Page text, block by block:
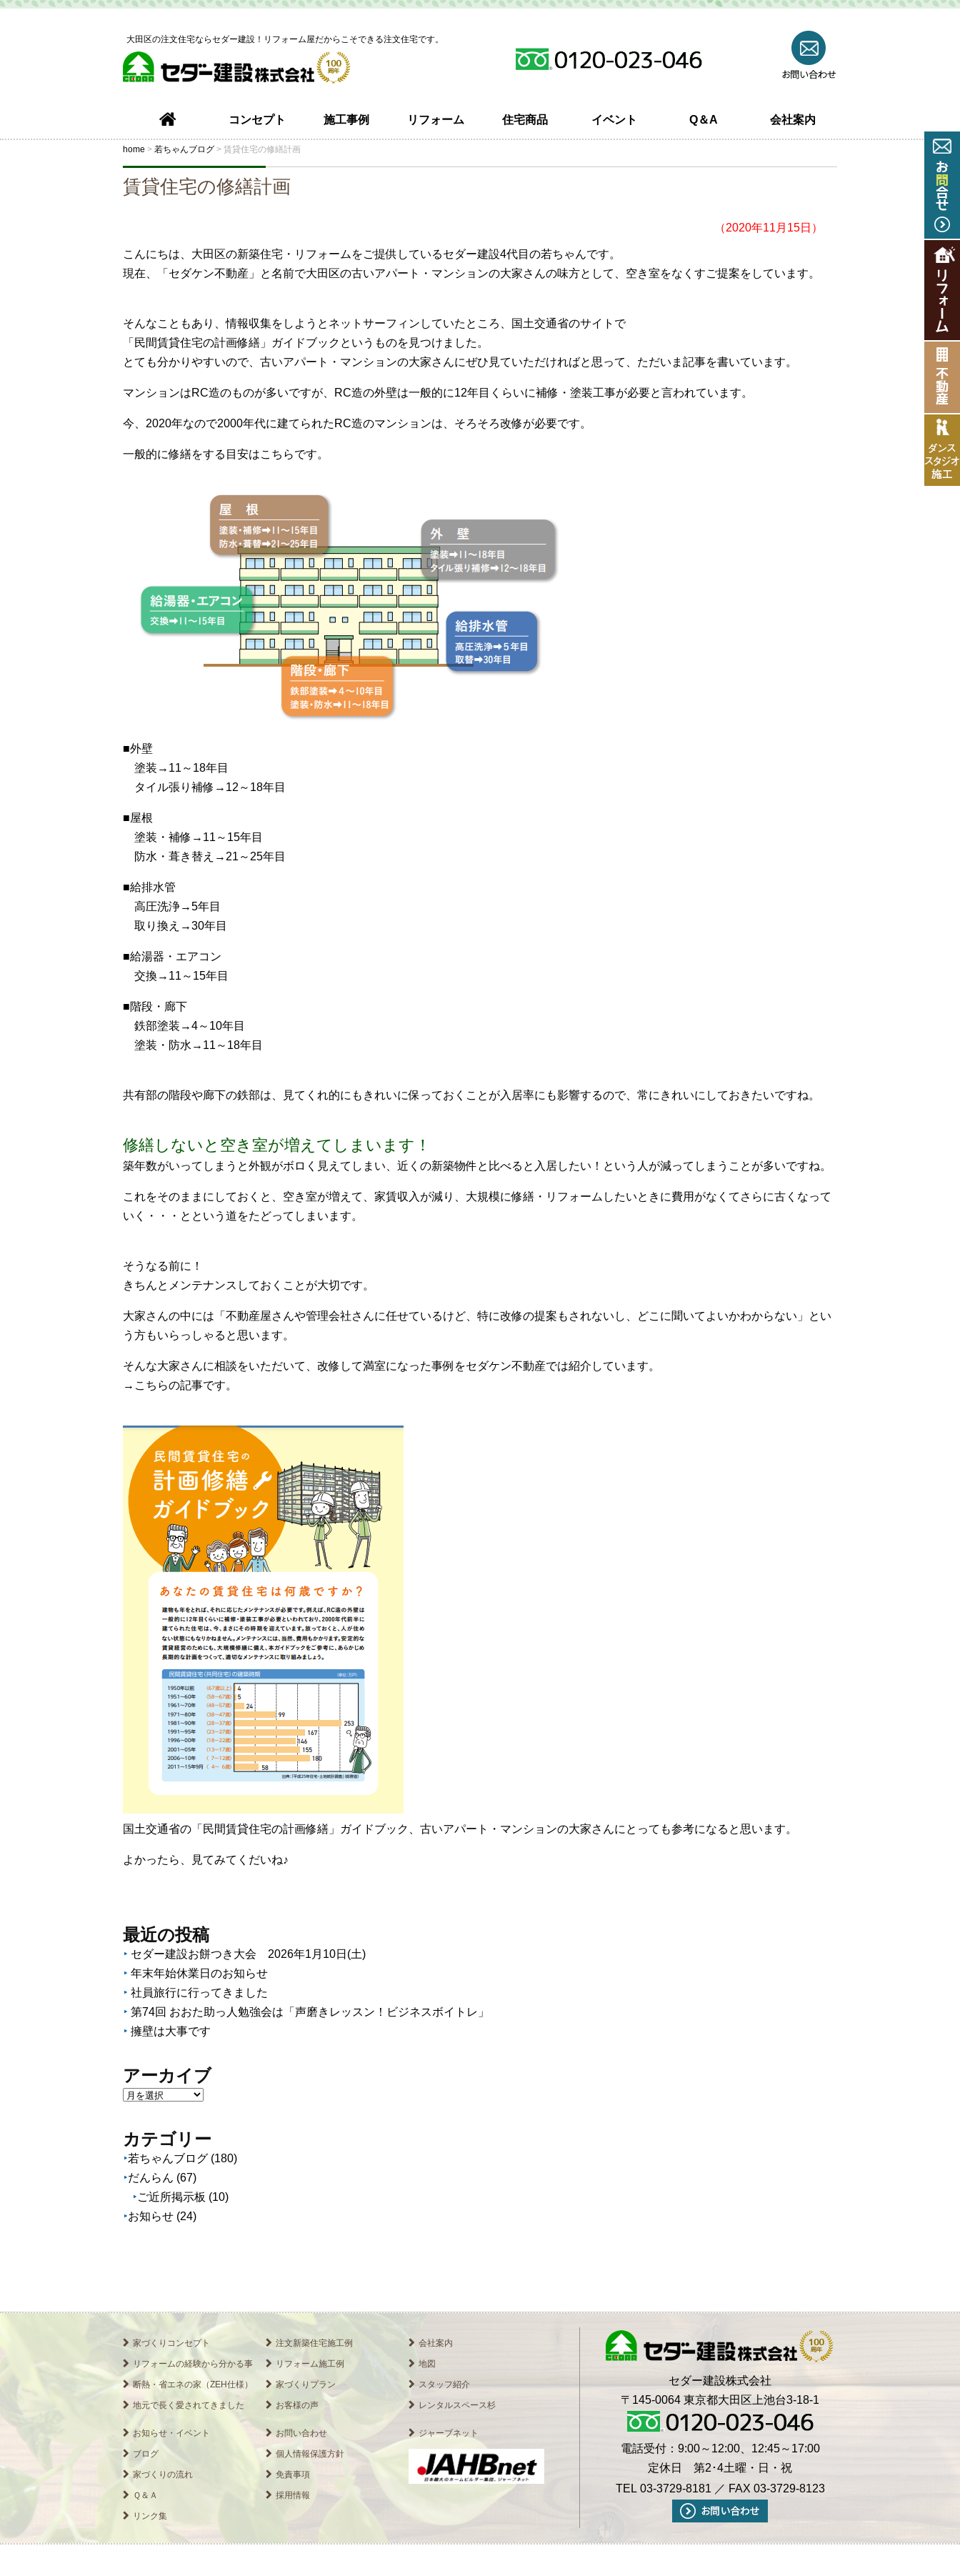
大田区の注文住宅ならセダー建設！リフォーム屋だからこそできる注文住宅です。
コンセプト 施工事例 リフォーム 住宅商品 イベント Q＆A 会社案内
home > 若ちゃんブログ > 賃貸住宅の修繕計画
賃貸住宅の修繕計画
（2020年11月15日）
こんにちは、大田区の新築住宅・リフォームをご提供しているセダー建設4代目の若ちゃんです。
現在、「セダケン不動産」と名前で大田区の古いアパート・マンションの大家さんの味方として、空き室をなくすご提案をしています。
そんなこともあり、情報収集をしようとネットサーフィンしていたところ、国土交通省のサイトで
「民間賃貸住宅の計画修繕」ガイドブックというものを見つけました。
とても分かりやすいので、古いアパート・マンションの大家さんにぜひ見ていただければと思って、ただいま記事を書いています。
マンションはRC造のものが多いですが、RC造の外壁は一般的に12年目くらいに補修・塗装工事が必要と言われています。
今、2020年なので2000年代に建てられたRC造のマンションは、そろそろ改修が必要です。
一般的に修繕をする目安はこちらです。
■外壁
塗装→11～18年目
タイル張り補修→12～18年目
■屋根
塗装・補修→11～15年目
防水・葺き替え→21～25年目
■給排水管
高圧洗浄→5年目
取り換え→30年目
■給湯器・エアコン
交換→11～15年目
■階段・廊下
鉄部塗装→4～10年目
塗装・防水→11～18年目
共有部の階段や廊下の鉄部は、見てくれ的にもきれいに保っておくことが入居率にも影響するので、常にきれいにしておきたいですね。
修繕しないと空き室が増えてしまいます！
築年数がいってしまうと外観がボロく見えてしまい、近くの新築物件と比べると入居したい！という人が減ってしまうことが多いですね。
これをそのままにしておくと、空き室が増えて、家賃収入が減り、大規模に修繕・リフォームしたいときに費用がなくてさらに古くなって
いく・・・とという道をたどってしまいます。
そうなる前に！
きちんとメンテナンスしておくことが大切です。
大家さんの中には「不動産屋さんや管理会社さんに任せているけど、特に改修の提案もされないし、どこに聞いてよいかわからない」とい
う方もいらっしゃると思います。
そんな大家さんに相談をいただいて、改修して満室になった事例をセダケン不動産では紹介しています。
→ こちらの記事です。
国土交通省の 「民間賃貸住宅の計画修繕」ガイドブック 、古いアパート・マンションの大家さんにとっても参考になると思います。
よかったら、見てみてくだいね♪
最近の投稿
セダー建設お餅つき大会 2026年1月10日(土)
年末年始休業日のお知らせ
社員旅行に行ってきました
第74回 おおた助っ人勉強会は「声磨きレッスン！ビジネスボイトレ」
擁壁は大事です
アーカイブ
ア
カ
イ
ブ
カテゴリー
若ちゃんブログ (180)
だんらん (67)
ご近所掲示板 (10)
お知らせ (24)
家づくりコンセプト
リフォームの経験から分かる事
断熱・省エネの家（ZEH仕様）
地元で長く愛されてきました
注文新築住宅施工例
リフォーム施工例
家づくりプラン
お客様の声
会社案内
地図
スタッフ紹介
レンタルスペース杉
お知らせ・イベント
ブログ
家づくりの流れ
Ｑ＆Ａ
リンク集
お問い合わせ
個人情報保護方針
免責事項
採用情報
ジャーブネット
セダー建設株式会社
〒145-0064 東京都大田区上池台3-18-1
電話受付：9:00～12:00、12:45～17:00
定休日 第2･4土曜・日・祝
TEL 03-3729-8181 ／ FAX 03-3729-8123